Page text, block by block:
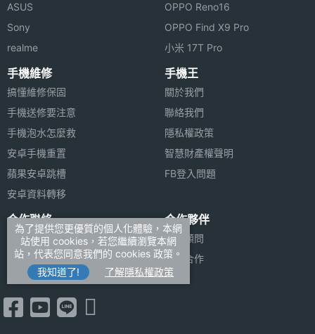
ASUS
Sony
realme
OPPO Reno16
OPPO Find X9 Pro
小米 17T Pro
手機維修
搞懂維修保固
手機送修要注意
手機泡水怎麼救
安卓手機重置
蘋果安卓跳槽
安卓資料轉移
手機王
關於我們
聯絡我們
隱私權政策
智慧財產權聲明
FB登入問題
合作聯絡
廣告刊登
加入商店報價
新聞聯絡
合作夥伴
法律顧問
媒體合作
為了提供您更優質的個人化體驗，本網
站使用 cookies，若您繼續瀏覽本網
站，代表您同意我們的 cookies 政策。
我知道了!
了解隱私權政策